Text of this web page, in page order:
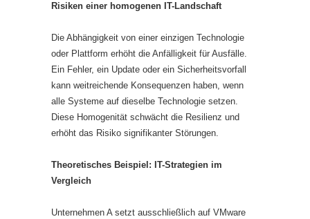
Risiken einer homogenen IT-Landschaft
Die Abhängigkeit von einer einzigen Technologie
oder Plattform erhöht die Anfälligkeit für Ausfälle.
Ein Fehler, ein Update oder ein Sicherheitsvorfall
kann weitreichende Konsequenzen haben, wenn
alle Systeme auf dieselbe Technologie setzen.
Diese Homogenität schwächt die Resilienz und
erhöht das Risiko signifikanter Störungen.
Theoretisches Beispiel: IT-Strategien im
Vergleich
Unternehmen A setzt ausschließlich auf VMware